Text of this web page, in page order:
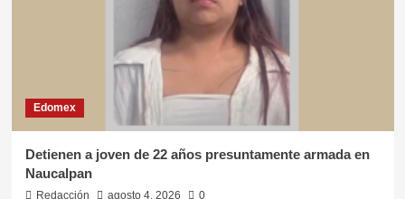
Edomex
Detienen a joven de 22 años presuntamente armada en
Naucalpan
Redacción agosto 4, 2026 0